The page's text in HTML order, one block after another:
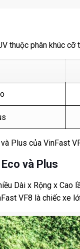
thuộc phân khúc
Plus của VinFast
và Plus
Dài x Rộng x
VF8 là chiếc xe